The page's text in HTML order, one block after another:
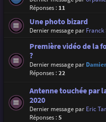
Réponses : 11
Une photo bizard
Dernier message par Franck
Première vidéo de la
?
Dernier message par
Réponses :22
Antenne touchée par
2020
Dernier message par Eric
Réponses :5